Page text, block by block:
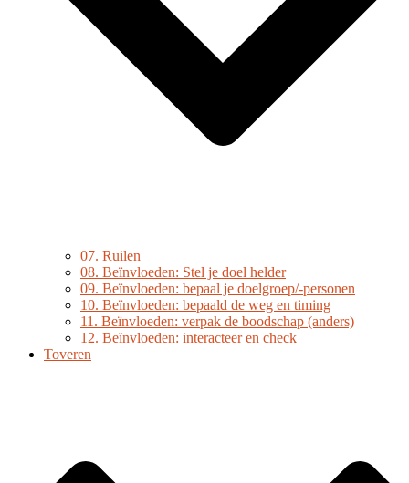
07. Ruilen
08. Beïnvloeden: Stel je doel helder
09. Beïnvloeden: bepaal je doelgroep/-personen
10. Beïnvloeden: bepaald de weg en timing
11. Beïnvloeden: verpak de boodschap (anders)
12. Beïnvloeden: interacteer en check
Toveren